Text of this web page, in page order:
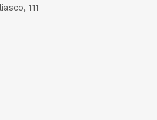
111